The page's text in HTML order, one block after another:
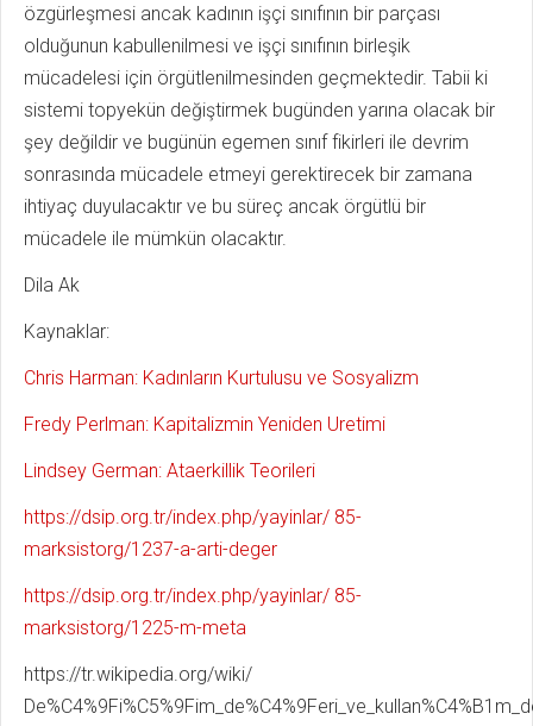
özgürleşmesi ancak kadının işçi sınıfının bir parçası
olduğunun kabullenilmesi ve işçi sınıfının birleşik
mücadelesi için örgütlenilmesinden geçmektedir. Tabii ki
sistemi topyekün değiştirmek bugünden yarına olacak bir
şey değildir ve bugünün egemen sınıf fikirleri ile devrim
sonrasında mücadele etmeyi gerektirecek bir zamana
ihtiyaç duyulacaktır ve bu süreç ancak örgütlü bir
mücadele ile mümkün olacaktır.
Dila Ak
Kaynaklar:
Chris Harman: Kadınların Kurtulusu ve Sosyalizm
Fredy Perlman: Kapitalizmin Yeniden Uretimi
Lindsey German: Ataerkillik Teorileri
https://dsip.org.tr/index.php/yayinlar/ 85-
marksistorg/1237-a-arti-deger
https://dsip.org.tr/index.php/yayinlar/ 85-
marksistorg/1225-m-meta
https://tr.wikipedia.org/wiki/